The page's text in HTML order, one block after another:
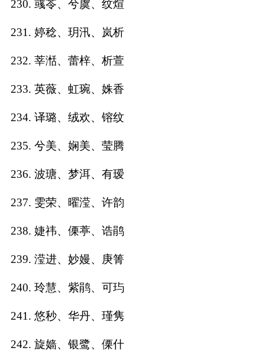
230. 彧苓、兮虞、纹煊
231. 婷稔、玥汛、岚析
232. 莘湉、蕾梓、析萱
233. 英薇、虹琬、姝香
234. 译璐、绒欢、镕纹
235. 兮美、娴美、莹腾
236. 波瑭、梦洱、有瑷
237. 雯荣、曜滢、许韵
238. 婕祎、傈葶、诰鹃
239. 滢进、妙嫚、庚箐
240. 玲慧、紫鹃、可玙
241. 悠秒、华丹、瑾隽
242. 旋嫱、银鹭、傈什